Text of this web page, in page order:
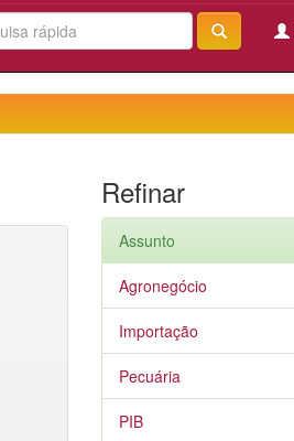
Refinar
Assunto
Agronegócio
Importação
Pecuária
PIB